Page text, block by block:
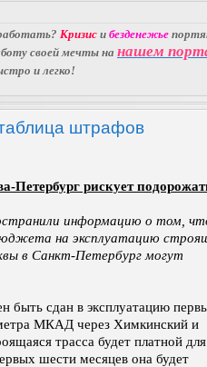
Кризис и безденежье
своей мечты на нашем
и легко!
штрафов
Петербург рискует
информацию о том,
на эксплуатацию
в Санкт-Петербург могут
быть сдан в эксплуатацию
МКАД через Химкинский и
трасса будет платной для
шести месяцев она будет